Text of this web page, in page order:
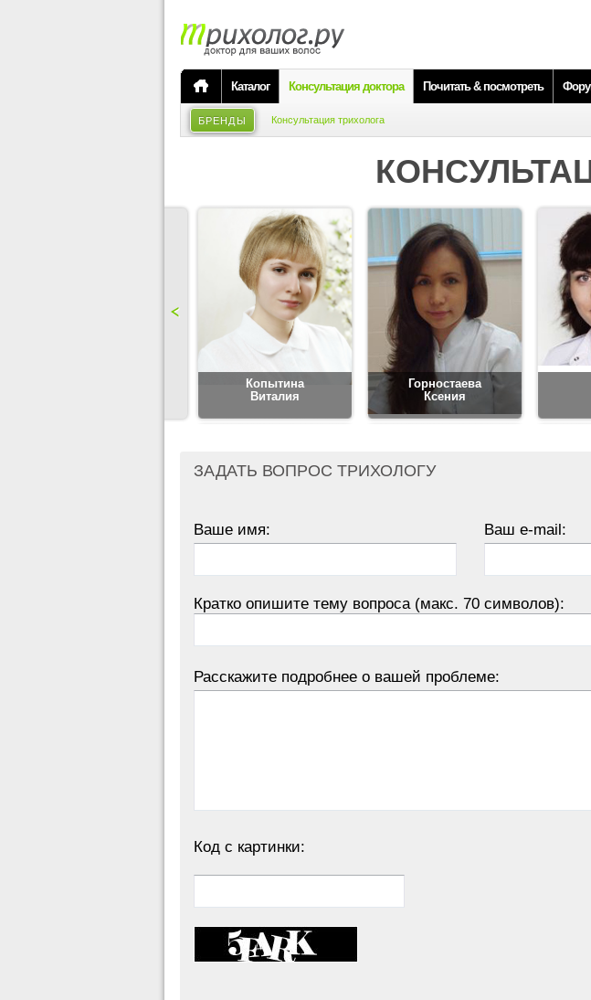
Каталог Консультация доктора Почитать & посмотреть
БРЕНДЫ Консультация трихолога
Копытина
Виталия
Горностаева
Ксения
ЗАДАТЬ ВОПРОС ТРИХОЛОГУ
Ваше имя: Ваш e-mail:
Кратко опишите тему вопроса (макс. 70 символов):
Расскажите подробнее о вашей проблеме:
Код с картинки: